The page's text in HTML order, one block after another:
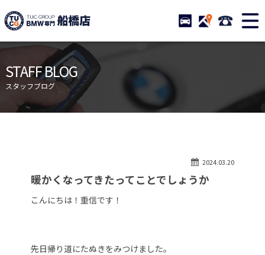
TUCグループ BMW専門 船
STOCK ACCESS 047-
ニュース
在庫リスト
目玉車両一覧
店舗紹介
保証＆サービス
アクセスマップ
自動車保険
STAFF BLOG
スタッフブログ
2024.03.20
暖かくなってきたってことでしょうか
こんにちは！重信です！
先日帰り道にたぬきをみつけました。